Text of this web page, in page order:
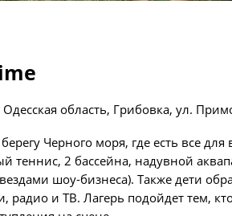
Одесская область, Грибовка, ул.
Черного моря, где есть все
теннис, 2 бассейна, надувной
шоу-бизнеса). Также дети
радио и ТВ. Лагерь подойдет тем,